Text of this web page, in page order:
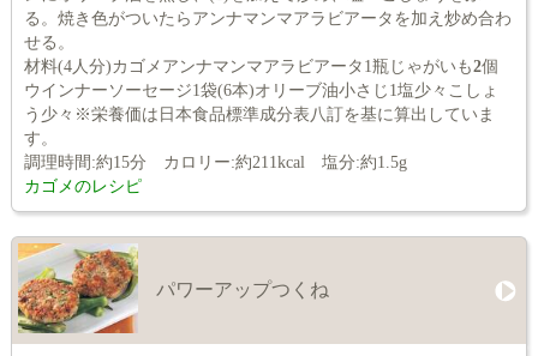
る。焼き色がついたらアンナマンマアラビアータを加え炒め合わ
せる。
材料(4人分)カゴメアンナマンマアラビアータ1瓶じゃがいも2個
ウインナーソーセージ1袋(6本)オリーブ油小さじ1塩少々こしょ
う少々※栄養価は日本食品標準成分表八訂を基に算出していま
す。
調理時間:約15分 カロリー:約211kcal 塩分:約1.5g
カゴメのレシピ
パワーアップつくね